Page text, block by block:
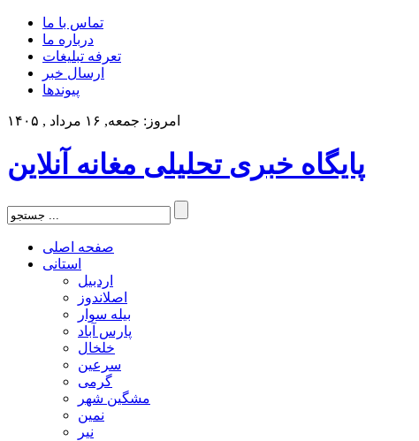
تماس با ما
درباره ما
تعرفه تبلیغات
ارسال خبر
پیوندها
امروز: جمعه, ۱۶ مرداد , ۱۴۰۵
پایگاه خبری تحلیلی مغانه آنلاین
صفحه اصلی
استانی
اردبیل
اصلاندوز
بیله سوار
پارس آباد
خلخال
سرعین
گرمی
مشگین شهر
نمین
نیر